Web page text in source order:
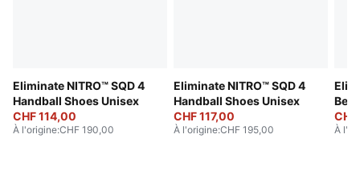
Eliminate NITRO™ SQD 4
Handball Shoes Unisex
CHF 114,00
À l'origine:CHF 190,00
Eliminate NITRO™ SQD 4
Handball Shoes Unisex
CHF 117,00
À l'origine:CHF 195,00 À